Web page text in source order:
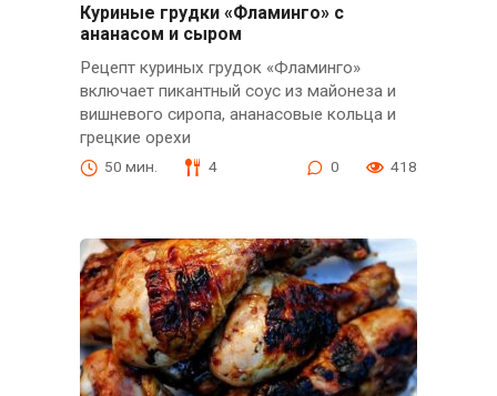
Куриные грудки «Фламинго» с
ананасом и сыром
Рецепт куриных грудок «Фламинго»
включает пикантный соус из майонеза и
вишневого сиропа, ананасовые кольца и
грецкие орехи
50 мин. 4 0 418